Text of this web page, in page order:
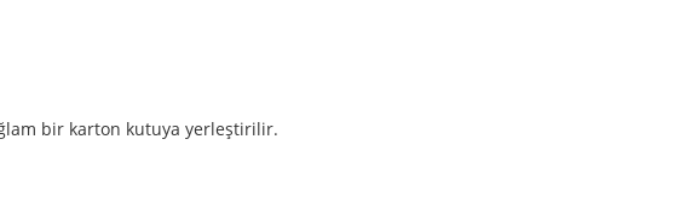
bir karton kutuya yerleştirilir.